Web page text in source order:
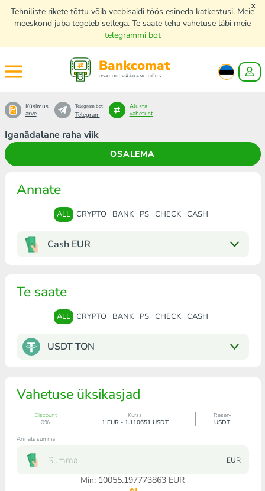
Tehniliste rikete tõttu võib veebisaidi töös esineda katkestusi. Meie
meeskond juba tegeleb sellega. Te saate teha vahetuse läbi meie
telegrammi bot
x
Bankcomat
USALDUSVÄÄRANE BÖRS
Iganädalane raha viik
OSALEMA
Küsimus
arve
Telegram bot
Telegram
Alusta
vahetust
Annate
ALL CRYPTO BANK PS CHECK CASH
Cash EUR
Te saate
ALL CRYPTO BANK PS CHECK CASH
USDT TON
Vahetuse üksikasjad
Discount
0%
Kurss
1 EUR - 1.110651 USDT
Reserv
USDT
Annate summa
EUR
Min: 10055.197773863 EUR